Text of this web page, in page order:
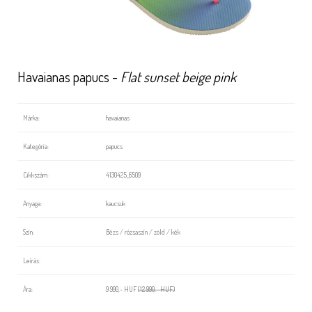
Havaianas papucs - Flat sunset beige pink
Márka: havaianas
Kategória: papucs
Cikkszám: 4130425_6509
Anyaga: kaucsuk
Szín: Bézs / rózsaszín / zöld / kék
Leírás:
Ára: 9 990,- HUF(12 990,- HUF)